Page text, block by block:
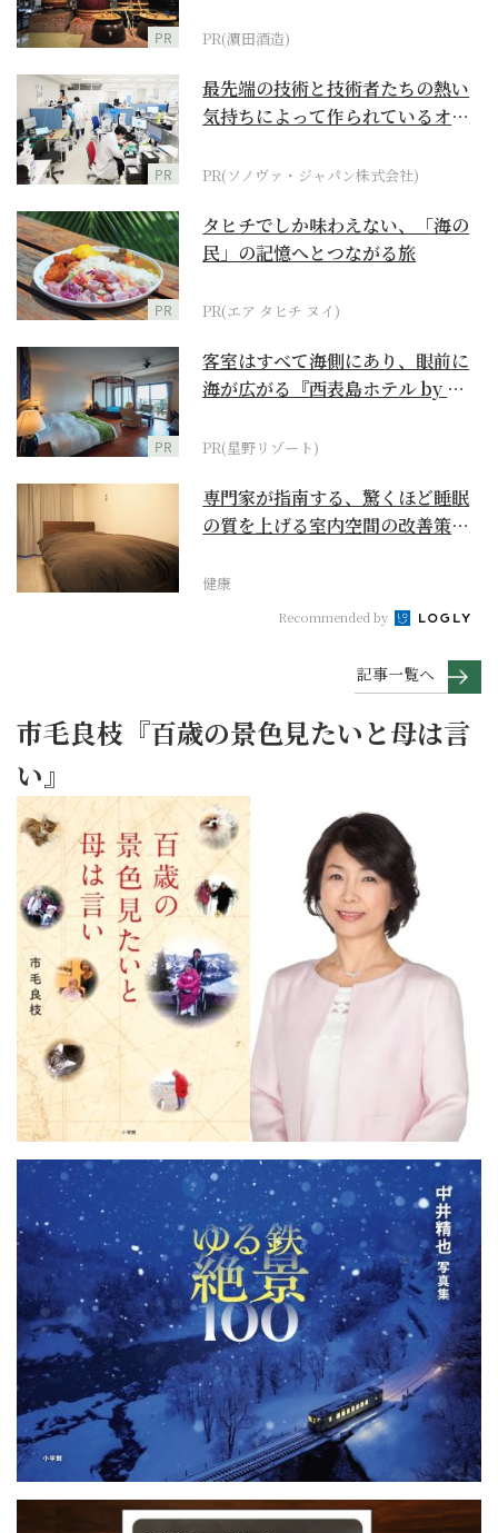
PR PR(濵田酒造)
PR
最先端の技術と技術者たちの熱い
気持ちによって作られているオー
PR(ソノヴァ・ジャパン株式会社)
PR
タヒチでしか味わえない、「海の
民」の記憶へとつながる旅
PR(エア タヒチ ヌイ)
PR
客室はすべて海側にあり、眼前に
海が広がる『西表島ホテル by 星
PR(星野リゾート)
専門家が指南する、驚くほど睡眠
の質を上げる室内空間の改善策と
健康
Recommended by
記事一覧へ
市毛良枝『百歳の景色見たいと母は言
い』